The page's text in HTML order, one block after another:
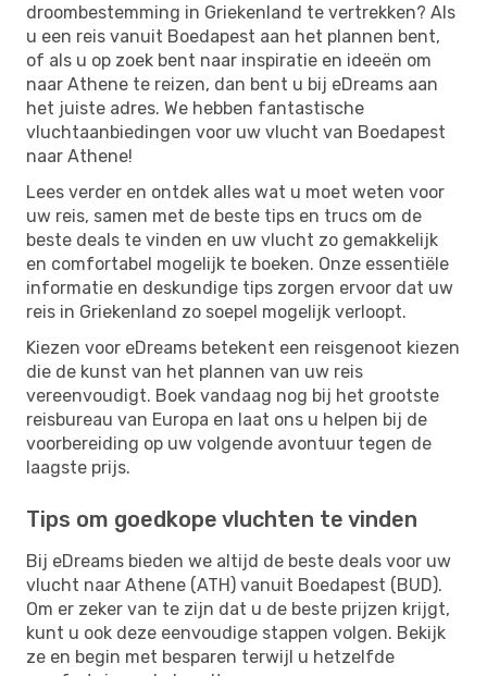
droombestemming in Griekenland te vertrekken? Als
u een reis vanuit Boedapest aan het plannen bent,
of als u op zoek bent naar inspiratie en ideeën om
naar Athene te reizen, dan bent u bij eDreams aan
het juiste adres. We hebben fantastische
vluchtaanbiedingen voor uw vlucht van Boedapest
naar Athene!
Lees verder en ontdek alles wat u moet weten voor
uw reis, samen met de beste tips en trucs om de
beste deals te vinden en uw vlucht zo gemakkelijk
en comfortabel mogelijk te boeken. Onze essentiële
informatie en deskundige tips zorgen ervoor dat uw
reis in Griekenland zo soepel mogelijk verloopt.
Kiezen voor eDreams betekent een reisgenoot kiezen
die de kunst van het plannen van uw reis
vereenvoudigt. Boek vandaag nog bij het grootste
reisbureau van Europa en laat ons u helpen bij de
voorbereiding op uw volgende avontuur tegen de
laagste prijs.
Tips om goedkope vluchten te vinden
Bij eDreams bieden we altijd de beste deals voor uw
vlucht naar Athene (ATH) vanuit Boedapest (BUD).
Om er zeker van te zijn dat u de beste prijzen krijgt,
kunt u ook deze eenvoudige stappen volgen. Bekijk
ze en begin met besparen terwijl u hetzelfde